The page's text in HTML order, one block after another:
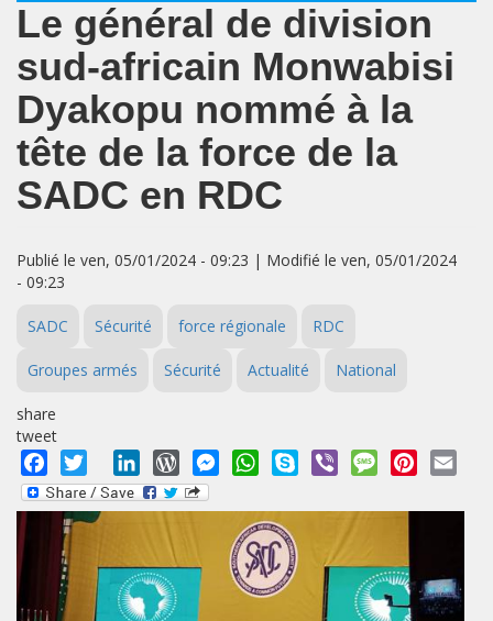
Le général de division
sud-africain Monwabisi
Dyakopu nommé à la
tête de la force de la
SADC en RDC
Publié le ven, 05/01/2024 - 09:23 | Modifié le ven, 05/01/2024
- 09:23
SADC Sécurité force régionale RDC
Groupes armés Sécurité Actualité National
share
tweet
Facebook
Twitter LinkedInWordPressMessengerWhatsApp
Skype Viber MessagePinterest